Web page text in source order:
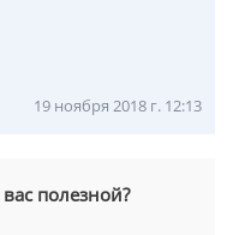
19 ноября 2018 г. 12:13
полезной?